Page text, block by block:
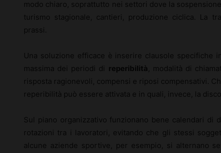
modo chiaro, soprattutto nei settori dove la
turismo stagionale, cantieri, produzione ciclica. La
prassi.
Una soluzione efficace è inserire clausole specifiche
massima dei periodi di reperibilità , modalità di
risposta ragionevoli, compensi e riposi compensativi.
reperibilità può essere attivata e in quali, invece, la
Sul piano organizzativo funzionano bene calendari di
rotazioni tra i lavoratori, evitando che gli stessi
alcune aziende sportive, per esempio, si alternano